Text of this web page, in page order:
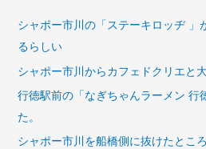
シャポー市川の「ステーキロッヂ 」
るらしい
シャポー市川からカフェドクリエと
行徳駅前の「なぎちゃんラーメン 行
た。
シャポー市川を船橋側に抜けたとこ